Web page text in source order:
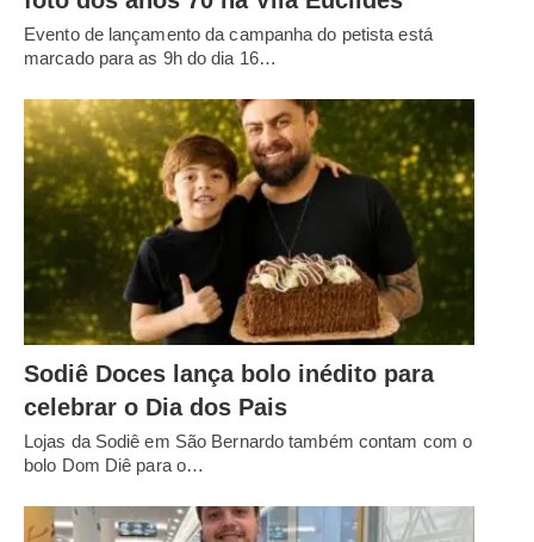
Evento de lançamento da campanha do petista está
marcado para as 9h do dia 16…
Sodiê Doces lança bolo inédito para
celebrar o Dia dos Pais
Lojas da Sodiê em São Bernardo também contam com o
bolo Dom Diê para o…